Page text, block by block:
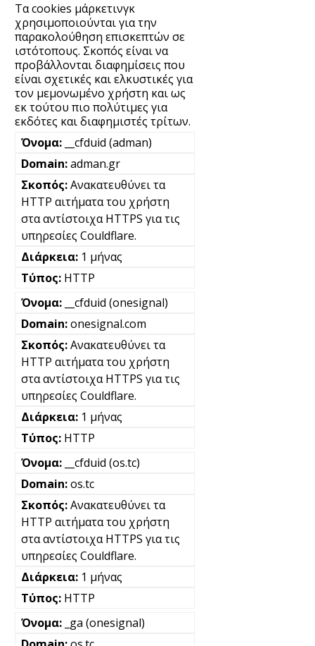
Τα cookies μάρκετινγκ
χρησιμοποιούνται για την
παρακολούθηση επισκεπτών σε
ιστότοπους. Σκοπός είναι να
προβάλλονται διαφημίσεις που
είναι σχετικές και ελκυστικές για
τον μεμονωμένο χρήστη και ως
εκ τούτου πιο πολύτιμες για
εκδότες και διαφημιστές τρίτων.
__cfduid (adman)
adman.gr
Ανακατευθύνει τα
HTTP αιτήματα του χρήστη
στα αντίστοιχα HTTPS για τις
υπηρεσίες Couldflare.
1 μήνας
HTTP
__cfduid (onesignal)
onesignal.com
Ανακατευθύνει τα
HTTP αιτήματα του χρήστη
στα αντίστοιχα HTTPS για τις
υπηρεσίες Couldflare.
1 μήνας
HTTP
__cfduid (os.tc)
os.tc
Ανακατευθύνει τα
HTTP αιτήματα του χρήστη
στα αντίστοιχα HTTPS για τις
υπηρεσίες Couldflare.
1 μήνας
HTTP
_ga (onesignal)